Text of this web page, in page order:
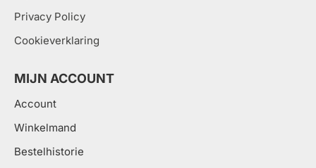
Privacy Policy
Cookieverklaring
MIJN ACCOUNT
Account
Winkelmand
Bestelhistorie